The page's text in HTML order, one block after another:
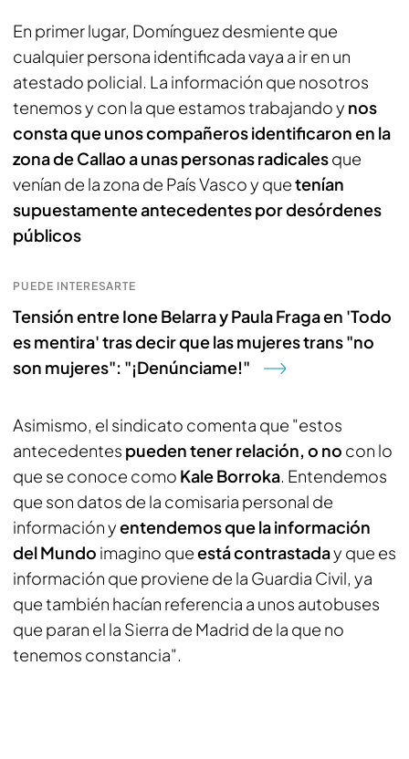
En primer lugar, Domínguez desmiente que
cualquier persona identificada vaya a ir en un
atestado policial. La información que nosotros
tenemos y con la que estamos trabajando y nos
consta que unos compañeros identificaron en la
zona de Callao a unas personas radicalesque
venían de la zona de País Vasco y quetenían
supuestamente antecedentes por desórdenes
públicos
PUEDE INTERESARTE
Tensión entre Ione Belarra y Paula Fraga en 'Todo
es mentira' tras decir que las mujeres trans "no
son mujeres": "¡Denúnciame!"
Asimismo, el sindicato comenta que "estos
antecedentes pueden tener relación, o no con lo
que se conoce como Kale Borroka. Entendemos
que son datos de la comisaria personal de
información yentendemos que la información
del Mundo imagino queestá contrastaday que es
información que proviene de la Guardia Civil, ya
que también hacían referencia a unos autobuses
que paran el la Sierra de Madrid de la que no
tenemos constancia".